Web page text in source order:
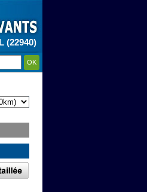
(22940)
OK